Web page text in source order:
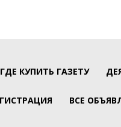
ГДЕ КУПИТЬ ГАЗЕТУ
ВСЕ